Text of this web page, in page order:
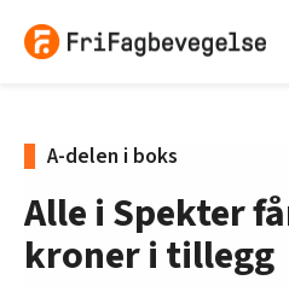
A-delen i boks
Alle i Spekter
kroner i tillegg